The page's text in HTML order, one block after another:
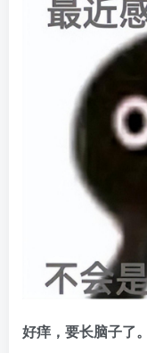
好痒，要长脑子了。